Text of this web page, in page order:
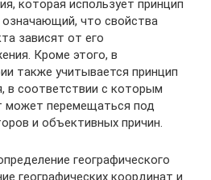
которая использует принцип
что свойства
зависят от его
Кроме этого, в
также учитывается принцип
в соответствии с которым
может перемещаться под
и объективных причин.
географического
географических координат и